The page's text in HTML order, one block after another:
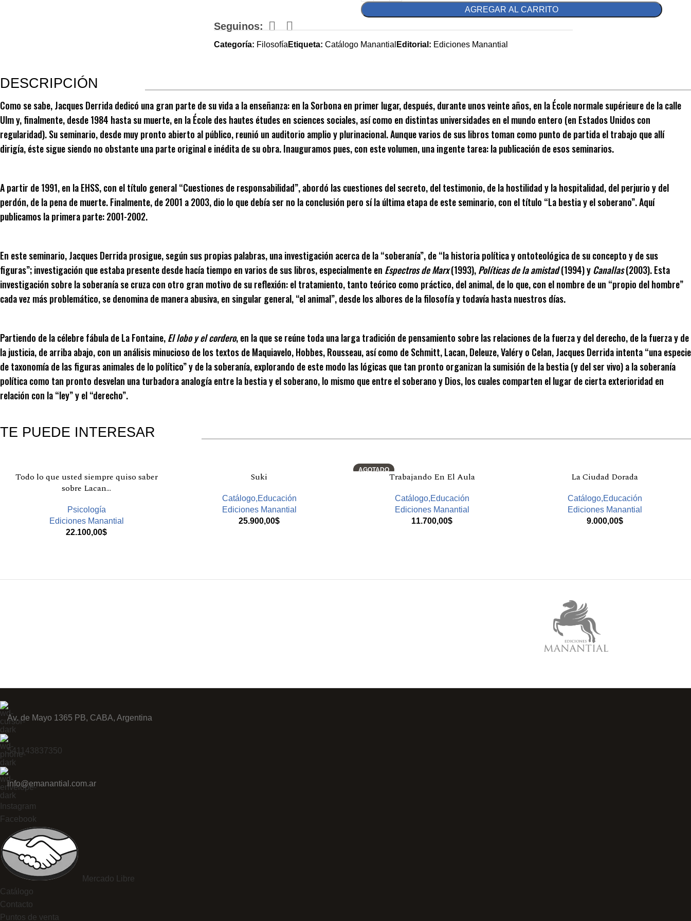
AGREGAR AL CARRITO
Seguinos:
Categoría: Filosofía Etiqueta: Catálogo Manantial Editorial: Ediciones Manantial
DESCRIPCIÓN
Como se sabe, Jacques Derrida dedicó una gran parte de su vida a la enseñanza: en la Sorbona en primer lugar, después, durante unos veinte años, en la École normale supérieure de la calle
Ulm y, finalmente, desde 1984 hasta su muerte, en la École des hautes études en sciences sociales, así como en distintas universidades en el mundo entero (en Estados Unidos con
regularidad). Su seminario, desde muy pronto abierto al público, reunió un auditorio amplio y plurinacional. Aunque varios de sus libros toman como punto de partida el trabajo que allí
dirigía, éste sigue siendo no obstante una parte original e inédita de su obra. Inauguramos pues, con este volumen, una ingente tarea: la publicación de esos seminarios.
A partir de 1991, en la EHSS, con el título general “Cuestiones de responsabilidad”, abordó las cuestiones del secreto, del testimonio, de la hostilidad y la hospitalidad, del perjurio y del
perdón, de la pena de muerte. Finalmente, de 2001 a 2003, dio lo que debía ser no la conclusión pero sí la última etapa de este seminario, con el título “La bestia y el soberano”. Aquí
publicamos la primera parte: 2001-2002.
En este seminario, Jacques Derrida prosigue, según sus propias palabras, una investigación acerca de la “soberanía”, de “la historia política y ontoteológica de su concepto y de sus
figuras”; investigación que estaba presente desde hacía tiempo en varios de sus libros, especialmente en Espectros de Marx(1993),Políticas de la amistad(1994) yCanallas(2003). Esta
investigación sobre la soberanía se cruza con otro gran motivo de su reflexión: el tratamiento, tanto teórico como práctico, del animal, de lo que, con el nombre de un “propio del hombre”
cada vez más problemático, se denomina de manera abusiva, en singular general, “el animal”, desde los albores de la filosofía y todavía hasta nuestros días.
Partiendo de la célebre fábula de La Fontaine,El lobo y el cordero, en la que se reúne toda una larga tradición de pensamiento sobre las relaciones de la fuerza y del derecho, de la fuerza y de
la justicia, de arriba abajo, con un análisis minucioso de los textos de Maquiavelo, Hobbes, Rousseau, así como de Schmitt, Lacan, Deleuze, Valéry o Celan, Jacques Derrida intenta “una especie
de taxonomía de las figuras animales de lo político” y de la soberanía, explorando de este modo las lógicas que tan pronto organizan la sumisión de la bestia (y del ser vivo) a la soberanía
política como tan pronto desvelan una turbadora analogía entre la bestia y el soberano, lo mismo que entre el soberano y Dios, los cuales comparten el lugar de cierta exterioridad en
relación con la “ley” y el “derecho”.
TE PUEDE INTERESAR
Todo lo que usted siempre quiso saber
sobre Lacan…
Psicología
Ediciones Manantial
22.100,00$
Suki
Catálogo,Educación
Ediciones Manantial
25.900,00$
AGOTADO
Trabajando En El Aula
Catálogo,Educación
Ediciones Manantial
11.700,00$
La Ciudad Dorada
Catálogo,Educación
Ediciones Manantial
9.000,00$
Av. de Mayo 1365 PB, CABA, Argentina
541143837350
info@emanantial.com.ar
Instagram
Facebook
Mercado Libre
Catálogo
Contacto
Puntos de venta